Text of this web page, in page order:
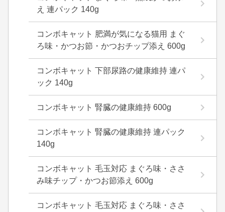
え 連パック 140g
コンボキャット 肥満が気になる猫用 まぐ
ろ味・かつお節・かつおチップ添え 600g
コンボキャット 下部尿路の健康維持 連パ
ック 140g
コンボキャット 腎臓の健康維持 600g
コンボキャット 腎臓の健康維持 連パック
140g
コンボキャット 毛玉対応 まぐろ味・ささ
み味チップ・かつお節添え 600g
コンボキャット 毛玉対応 まぐろ味・ささ